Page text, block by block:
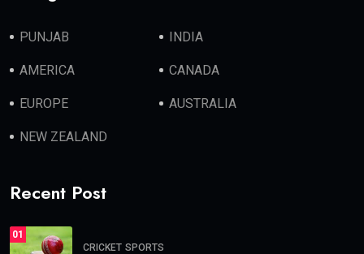
PUNJAB INDIA
AMERICA CANADA
EUROPE AUSTRALIA
NEW ZEALAND
Recent Post
01
CRICKET SPORTS